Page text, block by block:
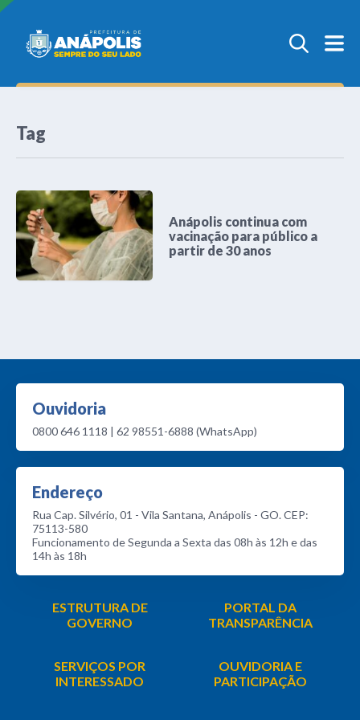
Tag
Anápolis continua com
vacinação para público a
partir de 30 anos
Ouvidoria
0800 646 1118 | 62 98551-6888 (WhatsApp)
Endereço
Rua Cap. Silvério, 01 - Vila Santana, Anápolis - GO. CEP:
75113-580
Funcionamento de Segunda a Sexta das 08h às 12h e das
14h às 18h
ESTRUTURA DE
GOVERNO
PORTAL DA
TRANSPARÊNCIA
SERVIÇOS POR
INTERESSADO
OUVIDORIA E
PARTICIPAÇÃO